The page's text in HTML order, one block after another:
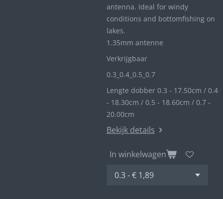
antenna. Ideal for windy
conditions and bottomfishing on
lakes.
1.35mm antenne
Verkrijgbaar
0.3_ 0.4_ 0.5_0.7
Lengte dobber 0.3 - 17.50cm / 0.4
- 18.30cm / 0.5 - 18.60cm / 0.7 -
20.00cm
Bekijk details
In winkelwagen